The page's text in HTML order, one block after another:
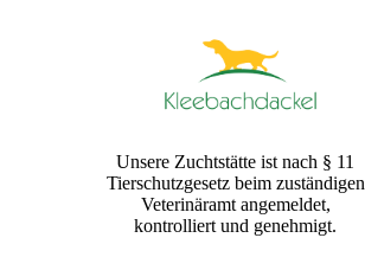
Unsere Zuchtstätte ist nach § 11
Tierschutzgesetz beim zuständigen
Veterinäramt angemeldet,
kontrolliert und genehmigt.